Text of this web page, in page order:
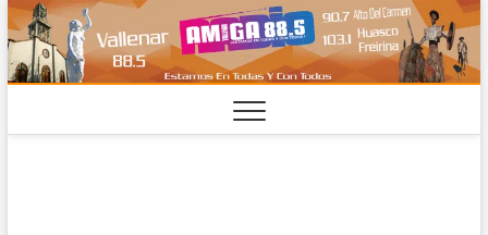
Saltar
al
contenido